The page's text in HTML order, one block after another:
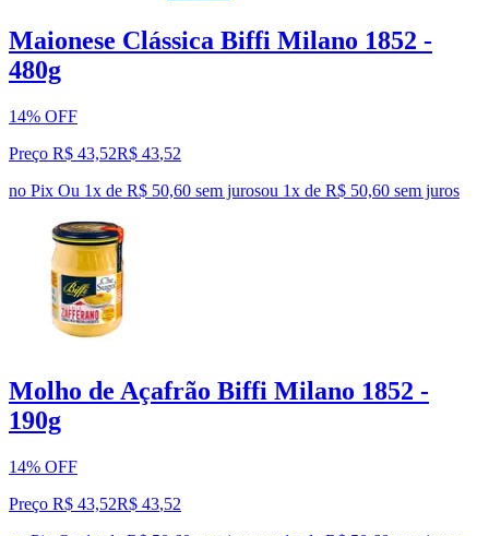
Maionese Clássica Biffi Milano 1852 -
480g
14% OFF
Preço R$ 43,52R$ 43,52
no Pix Ou 1x de R$ 50,60 sem jurosou 1x de R$ 50,60 sem juros
Molho de Açafrão Biffi Milano 1852 -
190g
14% OFF
Preço R$ 43,52R$ 43,52